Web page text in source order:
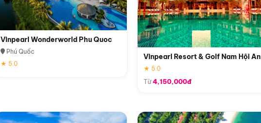
Vinpearl Wonderworld Phu Quoc
Phú Quốc
★ 5.0
Vinpearl Resort & Golf Nam Hội An
★ 5.0
Từ4,150,000đ